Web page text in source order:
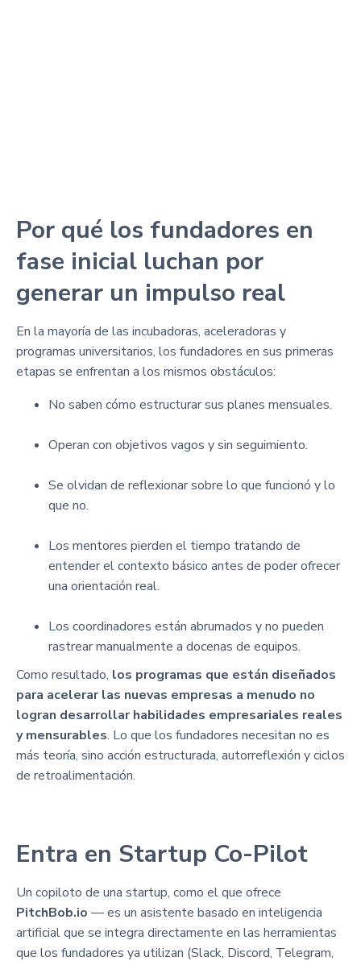
Por qué los fundadores en
fase inicial luchan por
generar un impulso real
En la mayoría de las incubadoras, aceleradoras y
programas universitarios, los fundadores en sus primeras
etapas se enfrentan a los mismos obstáculos:
No saben cómo estructurar sus planes mensuales.
Operan con objetivos vagos y sin seguimiento.
Se olvidan de reflexionar sobre lo que funcionó y lo
que no.
Los mentores pierden el tiempo tratando de
entender el contexto básico antes de poder ofrecer
una orientación real.
Los coordinadores están abrumados y no pueden
rastrear manualmente a docenas de equipos.
Como resultado, los programas que están diseñados
para acelerar las nuevas empresas a menudo no
logran desarrollar habilidades empresariales reales
y mensurables. Lo que los fundadores necesitan no es
más teoría, sino acción estructurada, autorreflexión y ciclos
de retroalimentación.
Entra en Startup Co-Pilot
Un copiloto de una startup, como el que ofrece
PitchBob.io — es un asistente basado en inteligencia
artificial que se integra directamente en las herramientas
que los fundadores ya utilizan (Slack, Discord, Telegram,